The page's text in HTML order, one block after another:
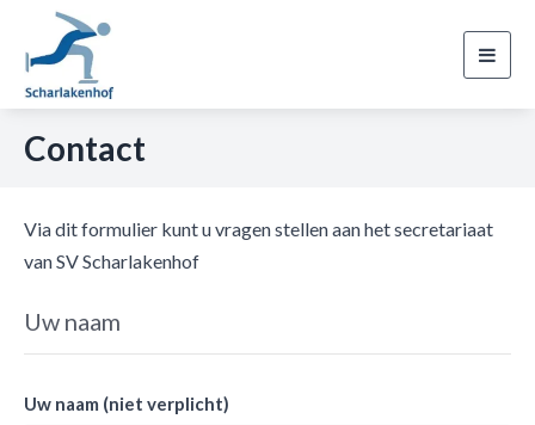
Contact
Via dit formulier kunt u vragen stellen aan het secretariaat
van SV Scharlakenhof
Uw naam
Uw naam (niet verplicht)